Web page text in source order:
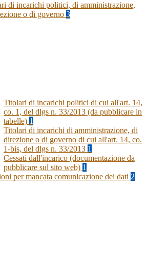
di incarichi politici, di amministrazione,
o di governo 3
Titolari di incarichi politici di cui all'art. 14,
co. 1, del dlgs n. 33/2013 (da pubblicare in
tabelle) 1
Titolari di incarichi di amministrazione, di
direzione o di governo di cui all'art. 14, co.
1-bis, del dlgs n. 33/2013 1
Cessati dall'incarico (documentazione da
pubblicare sul sito web) 1
per mancata comunicazione dei dati 2